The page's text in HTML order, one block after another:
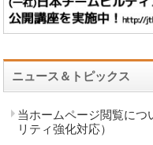
ニュース＆トピックス
当ホームページ閲覧につ
リティ強化対応）